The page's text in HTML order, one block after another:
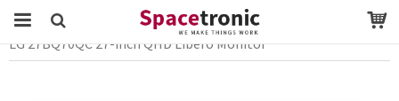
Startsida Webbutik
TV & Bild
LG 27BQ70QC 27-inch QHD Libero Monitor